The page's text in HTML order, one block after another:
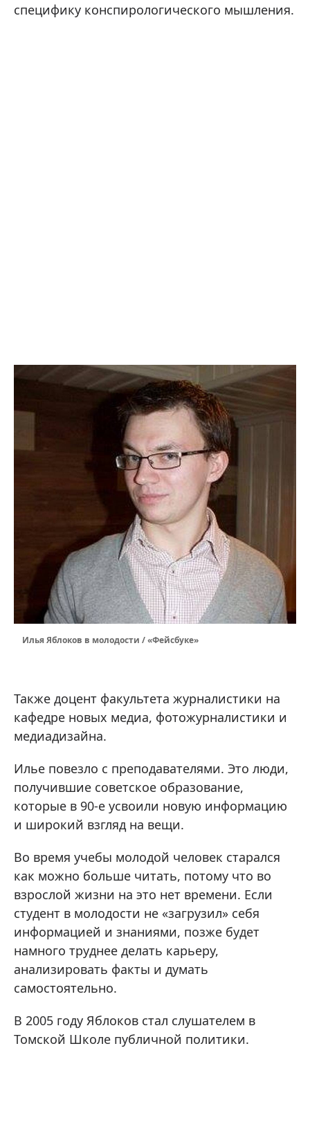
специфику конспирологического мышления.
Илья Яблоков в молодости / «Фейсбуке»
Также доцент факультета журналистики на
кафедре новых медиа, фотожурналистики и
медиадизайна.
Илье повезло с преподавателями. Это люди,
получившие советское образование,
которые в 90-е усвоили новую информацию
и широкий взгляд на вещи.
Во время учебы молодой человек старался
как можно больше читать, потому что во
взрослой жизни на это нет времени. Если
студент в молодости не «загрузил» себя
информацией и знаниями, позже будет
намного труднее делать карьеру,
анализировать факты и думать
самостоятельно.
В 2005 году Яблоков стал слушателем в
Томской Школе публичной политики.